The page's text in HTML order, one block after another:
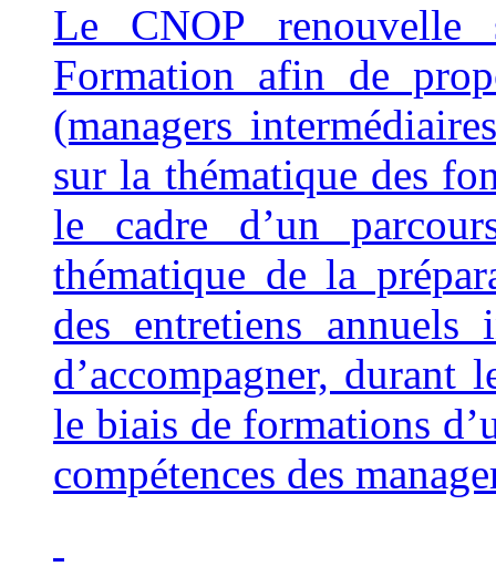
Le CNOP renouvelle
Formation afin de
(managers
sur la thématique des
le cadre d’un
thématique de la
des entretiens annuels
d’accompagner, durant
le biais de formations
compétences des